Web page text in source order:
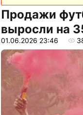
Продажи
выросли на
01.06.2026 23:46